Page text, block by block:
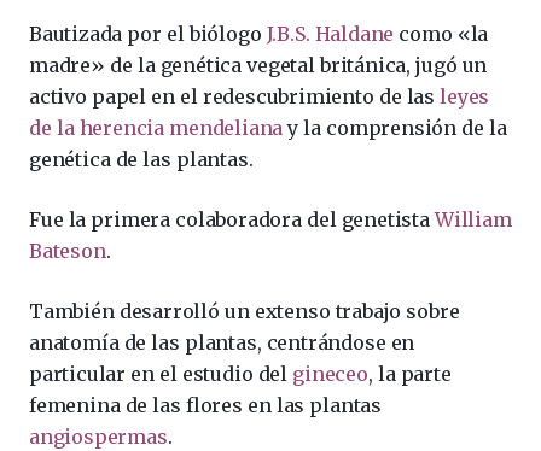
Bautizada por el biólogo J.B.S. Haldane como «la
madre» de la genética vegetal británica, jugó un
activo papel en el redescubrimiento de lasleyes
de la herencia mendelianay la comprensión de la
genética de las plantas.
Fue la primera colaboradora del genetistaWilliam
Bateson.
También desarrolló un extenso trabajo sobre
anatomía de las plantas, centrándose en
particular en el estudio del gineceo, la parte
femenina de las flores en las plantas
angiospermas.